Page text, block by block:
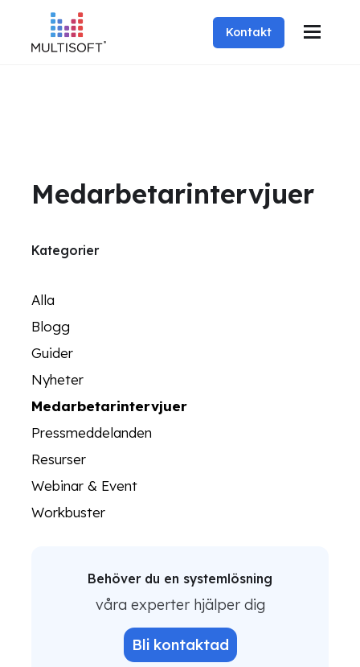
Kontakt
Medarbetarintervjuer
Kategorier
Alla
Blogg
Guider
Nyheter
Medarbetarintervjuer
Pressmeddelanden
Resurser
Webinar & Event
Workbuster
Behöver du en systemlösning
våra experter hjälper dig
Bli kontaktad